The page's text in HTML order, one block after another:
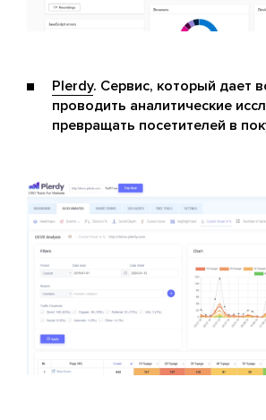
Plerdy. Сервис, который дает
проводить аналитические
превращать посетителей в